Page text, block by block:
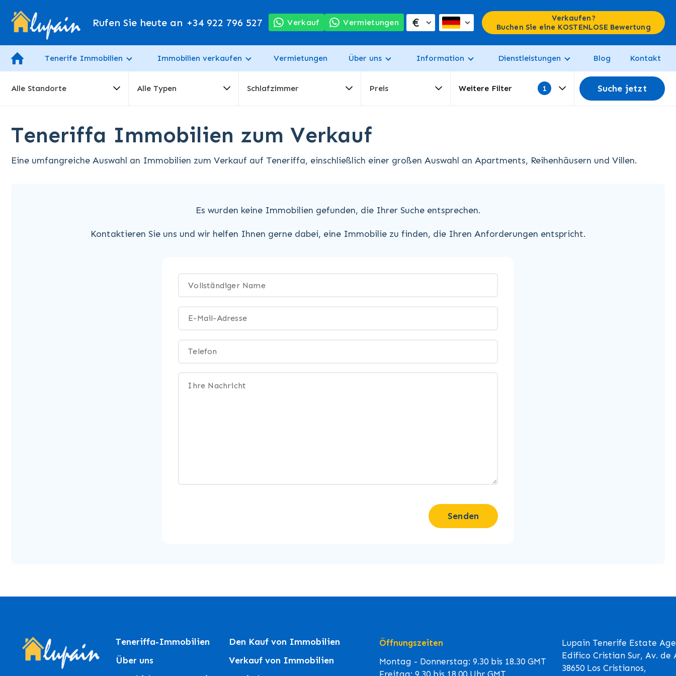
Rufen Sie heute an +34 922 796 527 Verkauf Vermietungen €
Verkaufen?
Buchen Sie eine KOSTENLOSE Bewertung
Tenerife Immobilien Immobilien verkaufen Vermietungen Über uns Information Dienstleistungen Blog Kontakt
Alle Standorte Alle Typen Schlafzimmer Preis Weitere Filter Suche jetzt
Teneriffa Immobilien zum Verkauf
Eine umfangreiche Auswahl an Immobilien zum Verkauf auf Teneriffa, einschließlich einer großen Auswahl an Apartments, Reihenhäusern und Villen.
Es wurden keine Immobilien gefunden, die Ihrer Suche entsprechen.
Kontaktieren Sie uns und wir helfen Ihnen gerne dabei, eine Immobilie zu finden, die Ihren Anforderungen entspricht.
Senden
Teneriffa-Immobilien
Über uns
Den Kauf von Immobilien
Verkauf von Immobilien
Öffnungszeiten
Montag - Donnerstag: 9.30 bis 18.30 GMT
Freitag: 9.30 bis 18.00 Uhr GMT
Lupain Tenerife Estate
Edifico Cristian Sur, Av. de
38650 Los Cristianos,